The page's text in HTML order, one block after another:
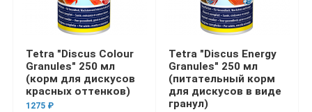
Tetra "Discus Colour
Granules" 250 мл
(корм для дискусов
красных оттенков)
1275 ₽
Tetra "Discus Energy
Granules" 250 мл
(питательный корм
для дискусов в виде
гранул)